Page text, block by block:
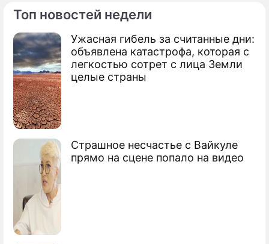
Топ новостей недели
Ужасная гибель за считанные дни:
объявлена катастрофа, которая с
легкостью сотрет с лица Земли
целые страны
Страшное несчастье с Вайкуле
прямо на сцене попало на видео
По теме
Военную операцию в Ливии хотят
лишить денег
Коалиция бомбит родной город
Каддафи
Обама отказался от убийства Каддафи